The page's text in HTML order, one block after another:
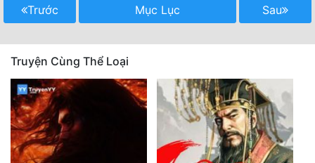
Tu Chân
Tu Tiên
Tội Phạm
Vô Địch
Võ Hiệp
Võng Du
Trước Mục Lục Sau
Truyện Cùng Thể Loại